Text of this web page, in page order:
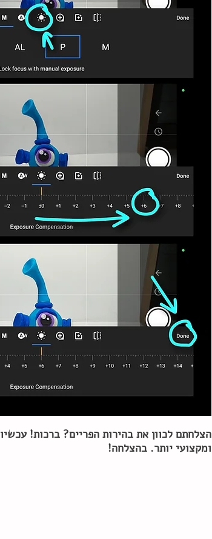
הצלחתם לכוון את בהירות הפריים? ברכות!
ומקצועי יותר. בהצלחה!